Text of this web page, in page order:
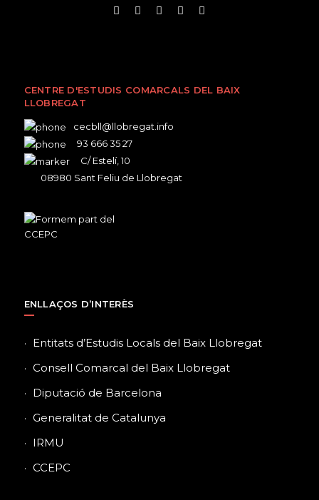
CENTRE D'ESTUDIS COMARCALS DEL BAIX
LLOBREGAT
cecbll@llobregat.info
93 666 35 27
C/ Estelí, 10
08980 Sant Feliu de Llobregat
ENLLAÇOS D’INTERÈS
Entitats d’Estudis Locals del Baix Llobregat
Consell Comarcal del Baix Llobregat
Diputació de Barcelona
Generalitat de Catalunya
IRMU
CCEPC